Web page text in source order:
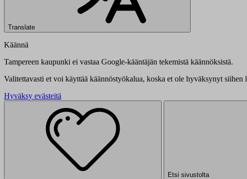
Translate
Käännä
Tampereen kaupunki ei vastaa Google-kääntäjän tekemistä käännöksistä.
Valitettavasti et voi käyttää käännöstyökalua, koska et ole hyväksynyt
Hyväksy evästeitä
Etsi sivustolta